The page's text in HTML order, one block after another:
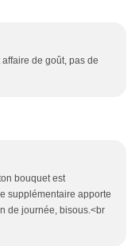
de goût, pas de
bouquet est
supplémentaire apporte
de journée, bisous.<br